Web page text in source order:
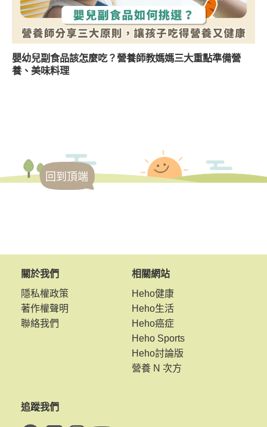
嬰幼兒副食品該怎麼吃？營養師教媽媽三大重點準備營
養、美味料理
回到頂端
關於我們
隱私權政策
著作權聲明
聯絡我們
相關網站
Heho健康
Heho生活
Heho癌症
Heho Sports
Heho討論版
營養 N 次方
追蹤我們